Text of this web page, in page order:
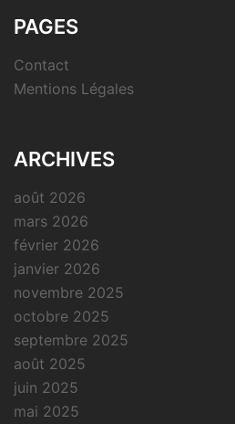
PAGES
Contact
Mentions Légales
ARCHIVES
août 2026
mars 2026
février 2026
janvier 2026
novembre 2025
octobre 2025
septembre 2025
août 2025
juin 2025
mai 2025